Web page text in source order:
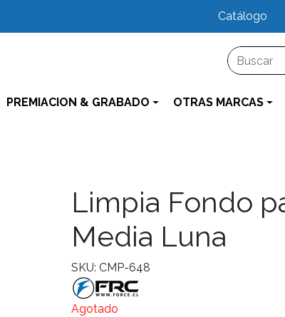
Catálogo
PREMIACION & GRABADO OTRAS MARCAS
Limpia Fondo
Media Luna
SKU: CMP-648
Agotado